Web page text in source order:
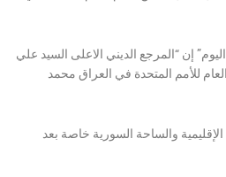
إن “المرجع الديني الاعلى السيد علي
للأمم المتحدة في العراق محمد
والساحة السورية خاصة بعد